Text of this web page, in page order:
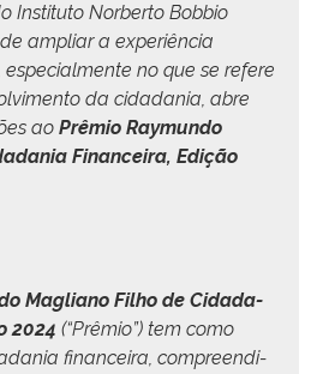
Insti­tu­to Nor­ber­to Bob­bio
de ampli­ar a exper­iên­cia
no que se ref­ere
da cidada­nia, abre
ao Prêmio Ray­mun­do
Finan­ceira, Edição
Magliano Fil­ho de Cidada­
2024 (“Prêmio”) tem como
finan­ceira, com­preen­di­